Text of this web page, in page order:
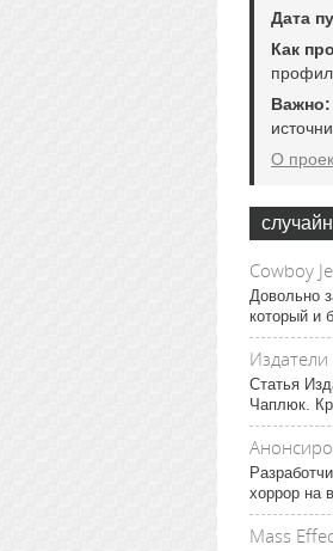
Дата
Как
Важно:
О
Cowboy
Довольно
который и
Статья
Чаплюк.
хоррор на
Mass